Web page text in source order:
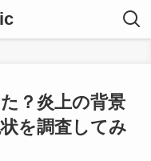
？炎上の背景
を調査してみ